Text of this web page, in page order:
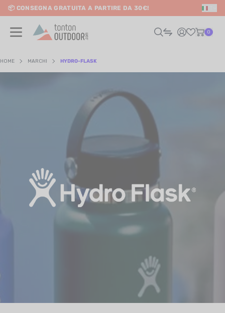
content
📦 CONSEGNA GRATUITA A PARTIRE DA 30€!
0
/ VIAGGIO
/ NUOTO
SPORT
HOME MARCHI HYDRO-FLASK